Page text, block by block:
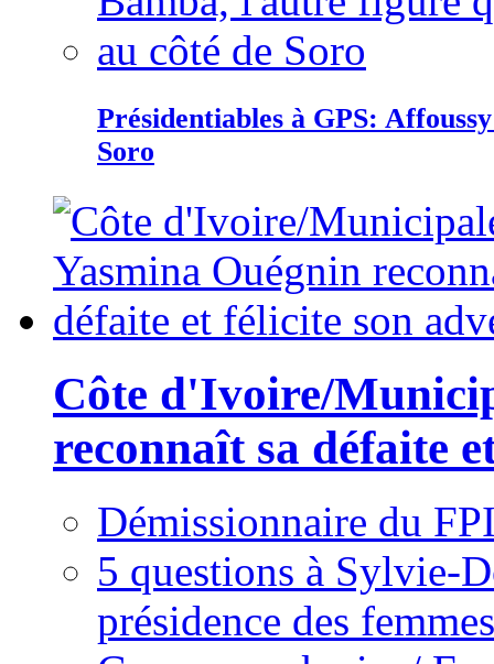
Présidentiables à GPS:
Soro
Côte d'Ivoire/
reconnaît sa défaite
Démissionnaire du
5 questions à Sylvie-
présidence des